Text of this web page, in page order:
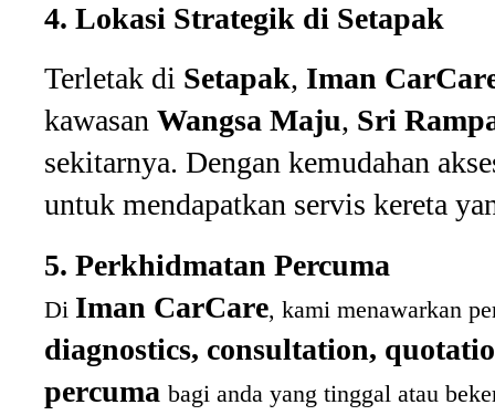
4. Lokasi Strategik di Setapak
Terletak di Setapak, Iman
kawasan Wangsa Maju, Sri
sekitarnya. Dengan kemudahan
untuk mendapatkan servis kereta
5. Perkhidmatan Percuma
Di Iman CarCare, kami menawarkan
diagnostics, consultation,
percuma bagi anda yang tinggal atau